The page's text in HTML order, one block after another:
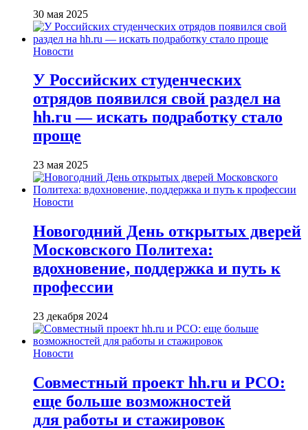
30 мая 2025
Новости
У Российских студенческих
отрядов появился свой раздел на
hh.ru — искать подработку стало
проще
23 мая 2025
Новости
Новогодний День открытых дверей
Московского Политеха:
вдохновение, поддержка и путь к
профессии
23 декабря 2024
Новости
Совместный проект hh.ru и РСО:
еще больше возможностей
для работы и стажировок